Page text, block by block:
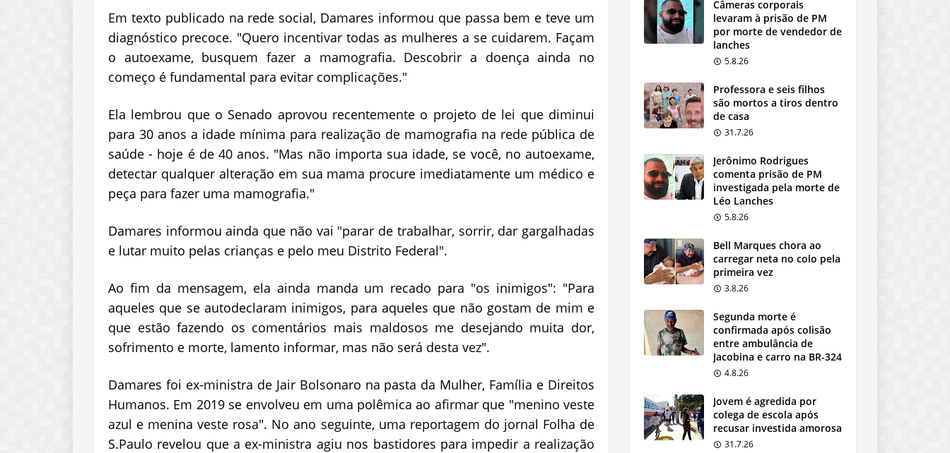
Em texto publicado na rede social, Damares informou que passa bem e teve um
diagnóstico precoce. "Quero incentivar todas as mulheres a se cuidarem. Façam
o autoexame, busquem fazer a mamografia. Descobrir a doença ainda no
começo é fundamental para evitar complicações."
Ela lembrou que o Senado aprovou recentemente o projeto de lei que diminui
para 30 anos a idade mínima para realização de mamografia na rede pública de
saúde - hoje é de 40 anos. "Mas não importa sua idade, se você, no autoexame,
detectar qualquer alteração em sua mama procure imediatamente um médico e
peça para fazer uma mamografia."
Damares informou ainda que não vai "parar de trabalhar, sorrir, dar gargalhadas
e lutar muito pelas crianças e pelo meu Distrito Federal".
Ao fim da mensagem, ela ainda manda um recado para "os inimigos": "Para
aqueles que se autodeclaram inimigos, para aqueles que não gostam de mim e
que estão fazendo os comentários mais maldosos me desejando muita dor,
sofrimento e morte, lamento informar, mas não será desta vez".
Damares foi ex-ministra de Jair Bolsonaro na pasta da Mulher, Família e Direitos
Humanos. Em 2019 se envolveu em uma polêmica ao afirmar que "menino veste
azul e menina veste rosa". No ano seguinte, uma reportagem do jornal Folha de
S.Paulo revelou que a ex-ministra agiu nos bastidores para impedir a realização
Câmeras corporais
levaram à prisão de PM
por morte de vendedor de
lanches
5.8.26
Professora e seis filhos
são mortos a tiros dentro
de casa
31.7.26
Jerônimo Rodrigues
comenta prisão de PM
investigada pela morte de
Léo Lanches
5.8.26
Bell Marques chora ao
carregar neta no colo pela
primeira vez
3.8.26
Segunda morte é
confirmada após colisão
entre ambulância de
Jacobina e carro na BR-324
4.8.26
Jovem é agredida por
colega de escola após
recusar investida amorosa
31.7.26